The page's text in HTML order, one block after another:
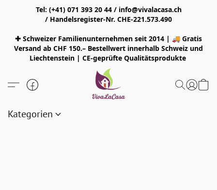
Tel: (+41) 071 393 20 44 / info@vivalacasa.ch
/ Handelsregister-Nr. CHE-221.573.490
✚ Schweizer Familienunternehmen seit 2014 | 🚚 Gratis
Versand ab CHF 150.– Bestellwert innerhalb Schweiz und
Liechtenstein | CE-geprüfte Qualitätsprodukte
Kategorien